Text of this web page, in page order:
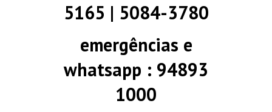
5165 | 5084-3780
emergências e
whatsapp : 94893
1000